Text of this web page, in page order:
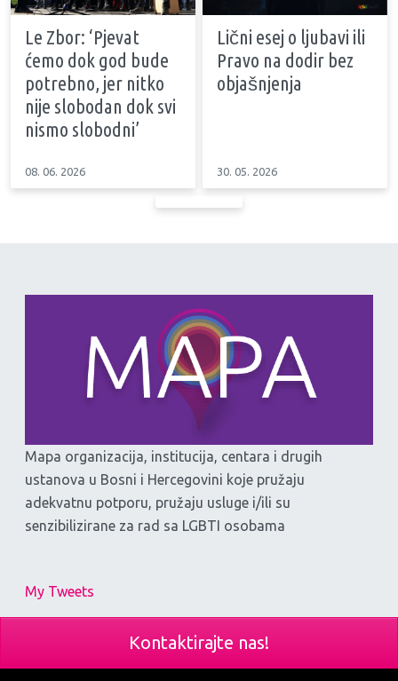
Le Zbor: ‘Pjevat
ćemo dok god bude
potrebno, jer nitko
nije slobodan dok svi
nismo slobodni’
08. 06. 2026
Lični esej o ljubavi ili
Pravo na dodir bez
objašnjenja
30. 05. 2026
Mapa organizacija, institucija, centara i drugih
ustanova u Bosni i Hercegovini koje pružaju
adekvatnu potporu, pružaju usluge i/ili su
senzibilizirane za rad sa LGBTI osobama
My Tweets
Kontaktirajte nas!